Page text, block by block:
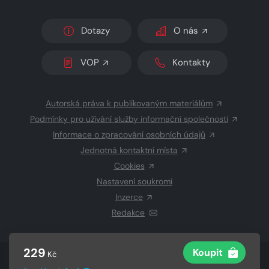
229 Kč Koupit
Dotazy O nás
VOP Kontakty
Autorská práva k publikovaným materiálům
Podmínky pro užívání služby informační společnosti
Informace o zpracování osobních údajů
Jednotná kontaktní místa
Cookies
Nastavení soukromí
Inzerce
Redakce
© 2026 Copyright CZECH NEWS CENTER a.s.
a dodavatelé